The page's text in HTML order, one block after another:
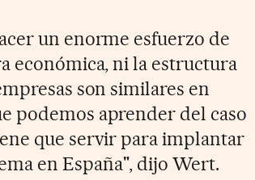
un enorme esfuerzo de
económica, ni la estructura
son similares en
podemos aprender del caso
que servir para implantar
en España", dijo Wert.